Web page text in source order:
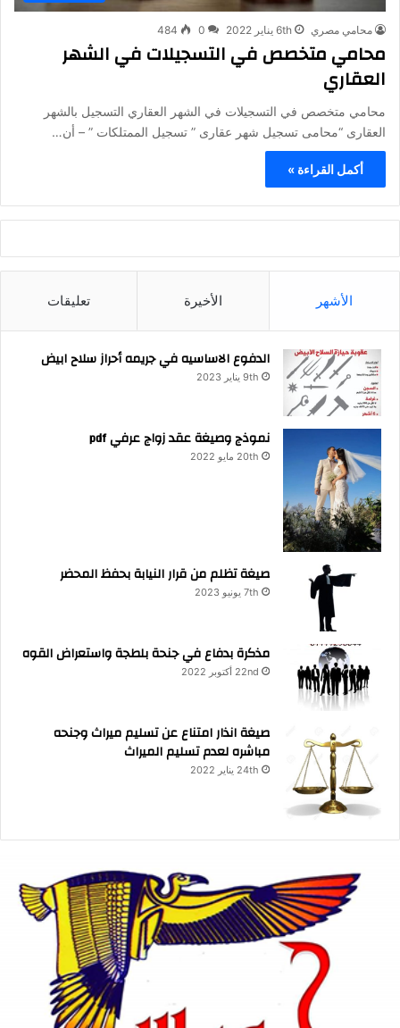
محامي مصري 6th يناير 2022 0
484
محامي متخصص في التسجيلات في الشهر
العقاري
محامي متخصص في التسجيلات في الشهر العقاري التسجيل بالشهر
العقارى “محامى تسجيل شهر عقارى ” تسجيل الممتلكات ” – أن…
أكمل القراءة »
الأشهر الأخيرة تعليقات
الدفوع الاساسيه في جريمه أحراز سلاح ابيض
9th يناير 2023
نموذج وصيغة عقد زواج عرفي pdf
20th مايو 2022
صيغة تظلم من قرار النيابة بحفظ المحضر
7th يونيو 2023
مذكرة بدفاع في جنحة بلطجة واستعراض القوه
22nd أكتوبر 2022
صيغة انذار امتناع عن تسليم ميراث وجنحه
مباشره لعدم تسليم الميراث
24th يناير 2022